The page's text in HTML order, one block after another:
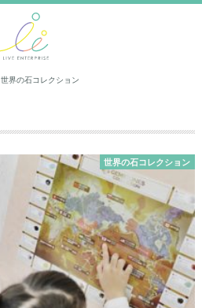
世界の石コレクション
世界の石コレクション